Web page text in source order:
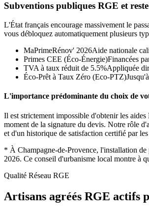
Subventions publiques RGE et
L'État français encourage massivement le
vous débloquez automatiquement plusieurs
MaPrimeRénov' 2026Aide nationale
Primes CEE (Éco-Énergie)Financées
TVA à taux réduit de 5.5%Appliquée
Éco-Prêt à Taux Zéro (Eco-PTZ)
L'importance prédominante du choix de
Il est strictement impossible d'obtenir les
moment de la signature du devis. Notre rôle
et d'un historique de satisfaction certifié par
* À Champagne-de-Provence, l'installation
2026. Ce conseil d'urbanisme local montre à
Qualité Réseau RGE
Artisans agréés RGE actifs